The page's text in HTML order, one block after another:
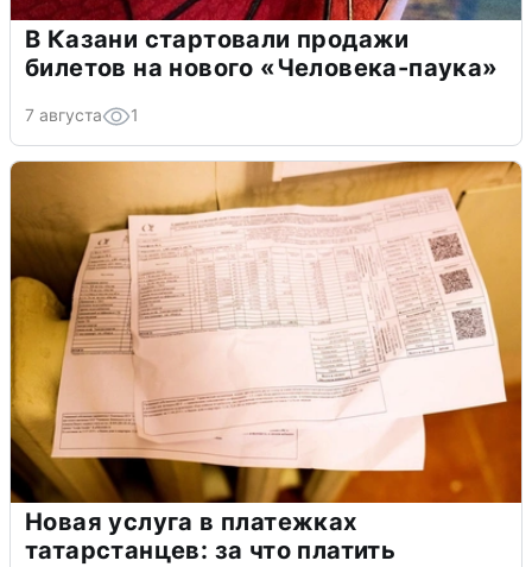
В Казани стартовали продажи
билетов на нового «Человека-паука»
7 августа 1
Новая услуга в платежках
татарстанцев: за что платить